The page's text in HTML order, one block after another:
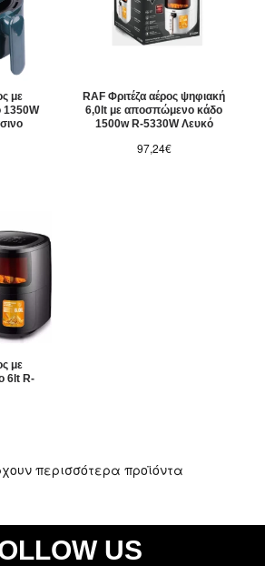
με
RAF Φριτέζα αέρος ψηφιακή
6,0lt με αποσπώμενο κάδο
1500w R-5330W Λευκό
97,24€
με
6lt R-
περισσότερα προϊόντα
US